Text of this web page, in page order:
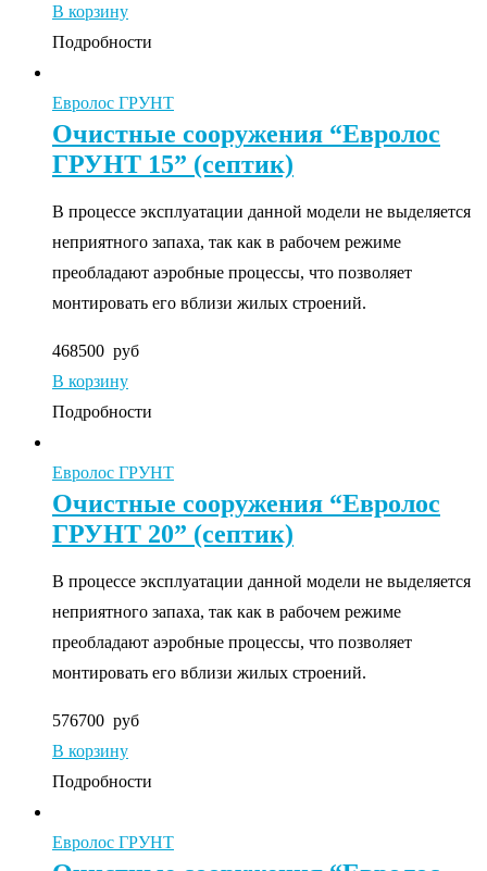
В корзину
Подробности
Евролос ГРУНТ
Очистные сооружения “Евролос
ГРУНТ 15” (септик)
В процессе эксплуатации данной модели не выделяется
неприятного запаха, так как в рабочем режиме
преобладают аэробные процессы, что позволяет
монтировать его вблизи жилых строений.
468500 руб
В корзину
Подробности
Евролос ГРУНТ
Очистные сооружения “Евролос
ГРУНТ 20” (септик)
В процессе эксплуатации данной модели не выделяется
неприятного запаха, так как в рабочем режиме
преобладают аэробные процессы, что позволяет
монтировать его вблизи жилых строений.
576700 руб
В корзину
Подробности
Евролос ГРУНТ